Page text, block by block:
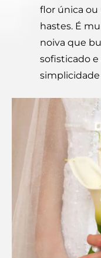
flor única
hastes. É
noiva que
sofisticado